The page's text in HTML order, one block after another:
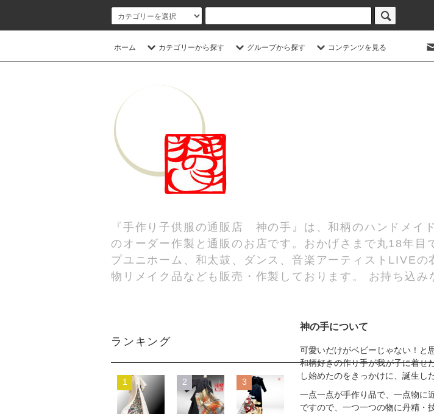
ホーム カテゴリーから探す グループから探す コンテンツを見る
『手作り子供服の通販店 神の手』は、和柄のハンドメイ
のオーダー作製と通販のお店です。おかげさまで丸18年
プユニホーム、和太鼓、ダンス、音楽アーティストLIVE
物リメイク品なども販売・作製しております。 お持ち込み
神の手について
可愛いだけがベビーじゃない！と
和柄好きの作り手が我が子に着せ
し始めたのをきっかけに、誕生し
一点一点が手作り品で、一点物に
ですので、一つ一つの物に丹精・
ランキング
1 2 3